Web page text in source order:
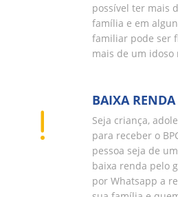
possível ter mais
família e em
familiar pode ser
mais de um idoso
BAIXA RENDA
Seja criança,
para receber o
pessoa seja de
baixa renda pelo
por Whatsapp a